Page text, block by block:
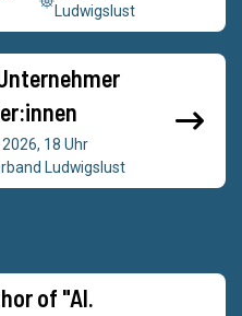
Ludwigslust
18 Uhr
Ludwigslust
of "AI.